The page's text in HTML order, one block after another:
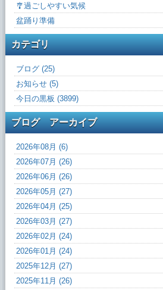
🎐過ごしやすい気候
盆踊り準備
カテゴリ
ブログ (25)
お知らせ (5)
今日の黒板 (3899)
ブログ アーカイブ
2026年08月 (6)
2026年07月 (26)
2026年06月 (26)
2026年05月 (27)
2026年04月 (25)
2026年03月 (27)
2026年02月 (24)
2026年01月 (24)
2025年12月 (27)
2025年11月 (26)